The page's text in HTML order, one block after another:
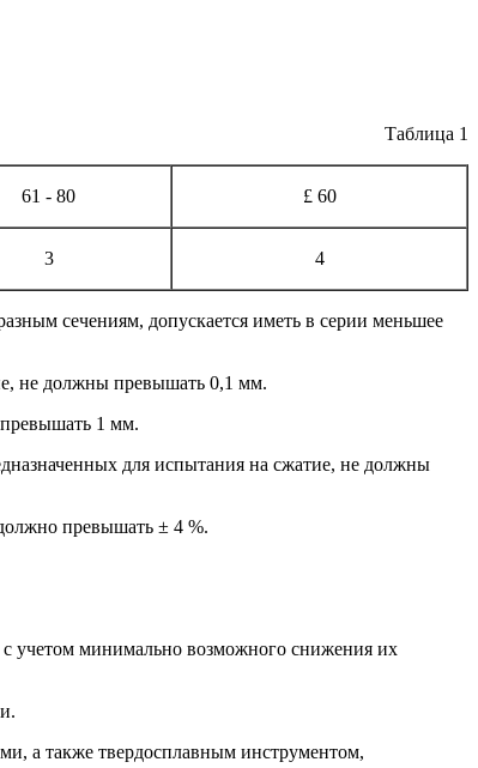
Таблица 1
61 - 80 £ 60
3 4
сечениям, допускается иметь в серии меньшее
не должны превышать 0,1 мм.
1 мм.
для испытания на сжатие, не должны
превышать ± 4 %.
с учетом минимально возможного снижения их
а также твердосплавным инструментом,